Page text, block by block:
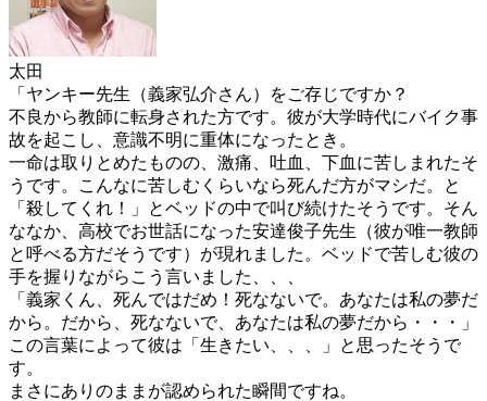
太田
「ヤンキー先生（義家弘介さん）をご存じですか？
不良から教師に転身された方です。彼が大学時代にバイク事
故を起こし、意識不明に重体になったとき。
一命は取りとめたものの、激痛、吐血、下血に苦しまれたそ
うです。こんなに苦しむくらいなら死んだ方がマシだ。と
「殺してくれ！」とベッドの中で叫び続けたそうです。そん
ななか、高校でお世話になった安達俊子先生（彼が唯一教師
と呼べる方だそうです）が現れました。ベッドで苦しむ彼の
手を握りながらこう言いました、、、
「義家くん、死んではだめ！死なないで。あなたは私の夢だ
から。だから、死なないで、あなたは私の夢だから・・・」
この言葉によって彼は「生きたい、、、」と思ったそうで
す。
まさにありのままが認められた瞬間ですね。